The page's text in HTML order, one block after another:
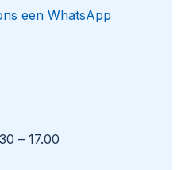
een WhatsApp
– 17.00